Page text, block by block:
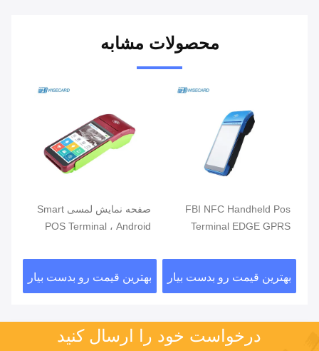
محصولات مشابه
FBI NFC Handheld Pos
Terminal EDGE GPRS
Pos Systems
بهترین قیمت رو بدست بیار
صفحه نمایش لمسی Smart
POS Terminal ، Android
بهترین قیمت رو بدست بیار
درخواست خود را ارسال کنید